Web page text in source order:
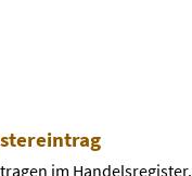
Eingetragen im Handelsregister.